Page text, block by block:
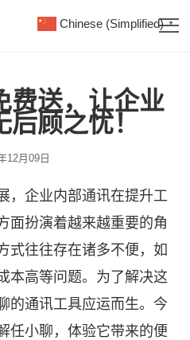
费送，让企业
顾之忧！
12月09日
，企业内部通讯在提升工
面扮演着越来越重要的角
式往往存在诸多不便，如
本高等问题。为了解决这
的通讯工具应运而生。今
任小聊，体验它带来的便
Chinese (Simplified) ▼